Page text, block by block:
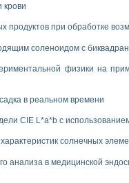
крови
продуктов при обработке
соленоидом с
физики на
в реальном времени
CIE L*a*b с
солнечных
анализа в медицинской